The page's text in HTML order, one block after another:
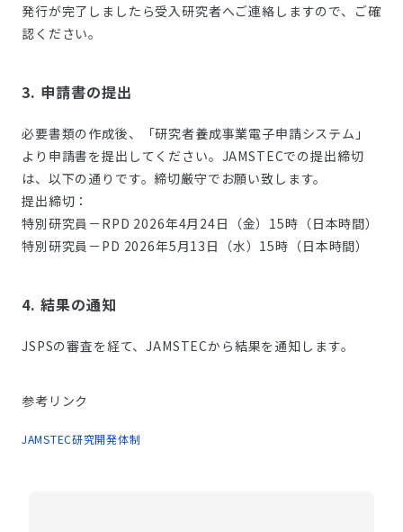
発行が完了しましたら受入研究者へご連絡しますので、ご確
認ください。
3. 申請書の提出
必要書類の作成後、「研究者養成事業電子申請システム」
より申請書を提出してください。JAMSTECでの提出締切
は、以下の通りです。締切厳守でお願い致します。
提出締切：
特別研究員－RPD 2026年4月24日（金）15時（日本時間）
特別研究員－PD 2026年5月13日（水）15時（日本時間）
4. 結果の通知
JSPSの審査を経て、JAMSTECから結果を通知します。
参考リンク
JAMSTEC研究開発体制